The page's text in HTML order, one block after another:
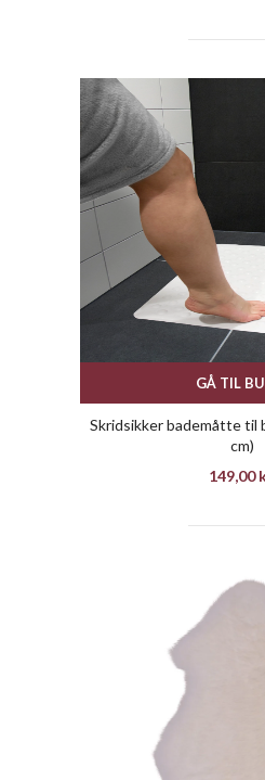
GÅ TIL
Skridsikker bademåtte til
cm)
149,00